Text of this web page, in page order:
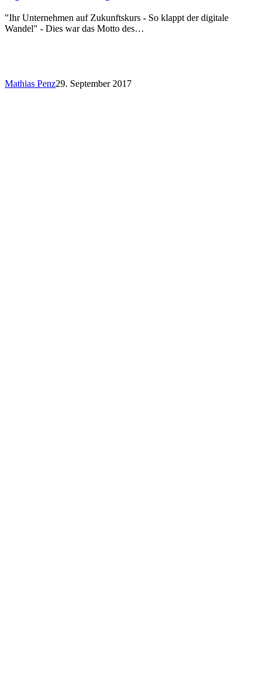
"Ihr Unternehmen auf Zukunftskurs - So klappt der digitale
Wandel" - Dies war das Motto des…
Mathias Penz29. September 2017